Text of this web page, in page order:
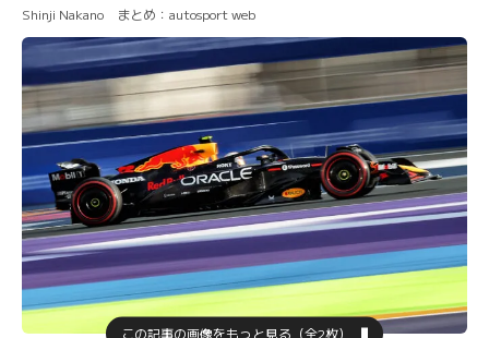
Shinji Nakano まとめ：autosport web
この記事の画像をもっと見る（全2枚）